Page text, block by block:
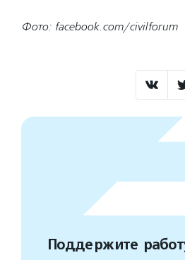
Фото: facebook.com/civilforum
Поддержите